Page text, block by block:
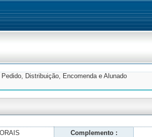
Distribuição, Encomenda e Alunado
Complemento :